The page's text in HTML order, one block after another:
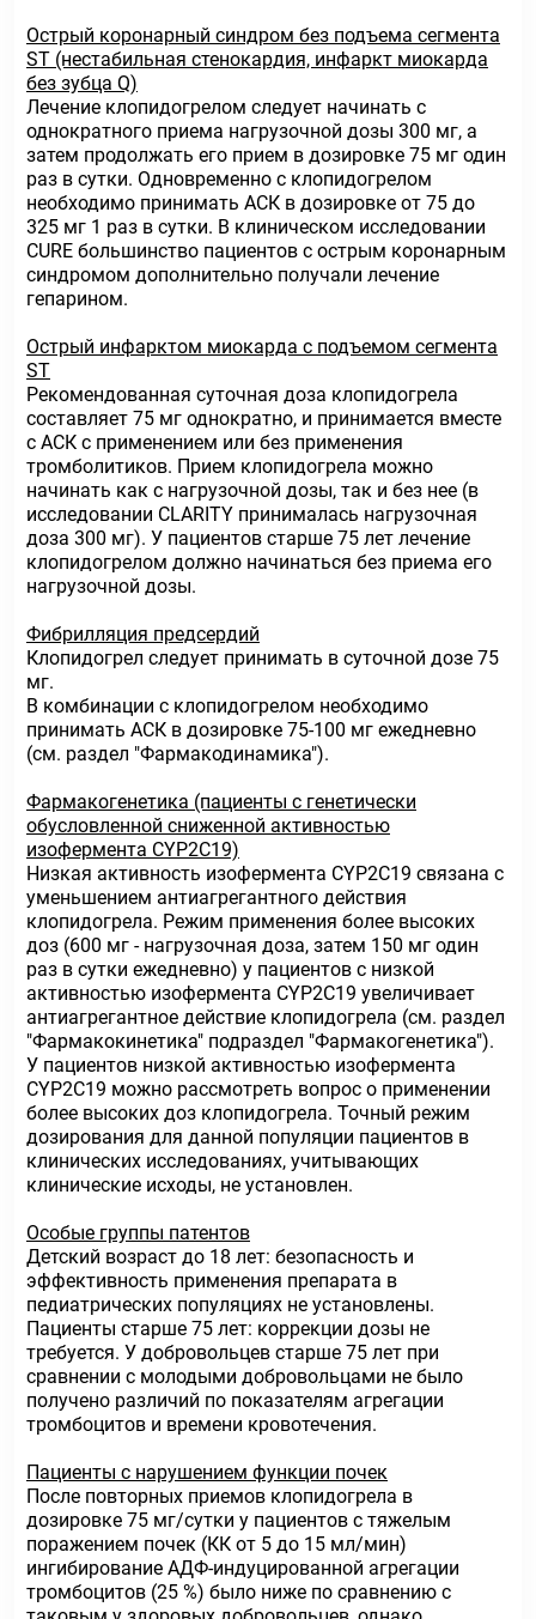
Острый коронарный синдром без подъема сегмента
ST (нестабильная стенокардия, инфаркт миокарда
без зубца Q)
Лечение клопидогрелом следует начинать с
однократного приема нагрузочной дозы 300 мг, а
затем продолжать его прием в дозировке 75 мг один
раз в сутки. Одновременно с клопидогрелом
необходимо принимать АСК в дозировке от 75 до
325 мг 1 раз в сутки. В клиническом исследовании
CURE большинство пациентов с острым коронарным
синдромом дополнительно получали лечение
гепарином.
Острый инфарктом миокарда с подъемом сегмента
ST
Рекомендованная суточная доза клопидогрела
составляет 75 мг однократно, и принимается вместе
с АСК с применением или без применения
тромболитиков. Прием клопидогрела можно
начинать как с нагрузочной дозы, так и без нее (в
исследовании CLARITY принималась нагрузочная
доза 300 мг). У пациентов старше 75 лет лечение
клопидогрелом должно начинаться без приема его
нагрузочной дозы.
Фибрилляция предсердий
Клопидогрел следует принимать в суточной дозе 75
мг.
В комбинации с клопидогрелом необходимо
принимать АСК в дозировке 75-100 мг ежедневно
(см. раздел "Фармакодинамика").
Фармакогенетика (пациенты с генетически
обусловленной сниженной активностью
изофермента CYP2C19)
Низкая активность изофермента CYP2C19 связана с
уменьшением антиагрегантного действия
клопидогрела. Режим применения более высоких
доз (600 мг - нагрузочная доза, затем 150 мг один
раз в сутки ежедневно) у пациентов с низкой
активностью изофермента CYP2C19 увеличивает
антиагрегантное действие клопидогрела (см. раздел
"Фармакокинетика" подраздел "Фармакогенетика").
У пациентов низкой активностью изофермента
CYP2C19 можно рассмотреть вопрос о применении
более высоких доз клопидогрела. Точный режим
дозирования для данной популяции пациентов в
клинических исследованиях, учитывающих
клинические исходы, не установлен.
Особые группы патентов
Детский возраст до 18 лет: безопасность и
эффективность применения препарата в
педиатрических популяциях не установлены.
Пациенты старше 75 лет: коррекции дозы не
требуется. У добровольцев старше 75 лет при
сравнении с молодыми добровольцами не было
получено различий по показателям агрегации
тромбоцитов и времени кровотечения.
Пациенты с нарушением функции почек
После повторных приемов клопидогрела в
дозировке 75 мг/сутки у пациентов с тяжелым
поражением почек (КК от 5 до 15 мл/мин)
ингибирование АДФ-индуцированной агрегации
тромбоцитов (25 %) было ниже по сравнению с